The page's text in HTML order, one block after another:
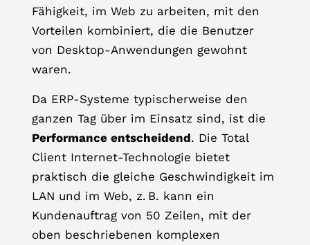
Fähigkeit, im Web zu arbeiten, mit den
Vorteilen kombiniert, die die Benutzer
von Desktop-Anwendungen gewohnt
waren.
Da ERP-Systeme typischerweise den
ganzen Tag über im Einsatz sind, ist die
Performance entscheidend. Die Total
Client Internet-Technologie bietet
praktisch die gleiche Geschwindigkeit im
LAN und im Web, z. B. kann ein
Kundenauftrag von 50 Zeilen, mit der
oben beschriebenen komplexen